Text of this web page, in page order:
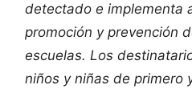
detectado e implementa
promoción y prevención
escuelas. Los
niños y niñas de primero